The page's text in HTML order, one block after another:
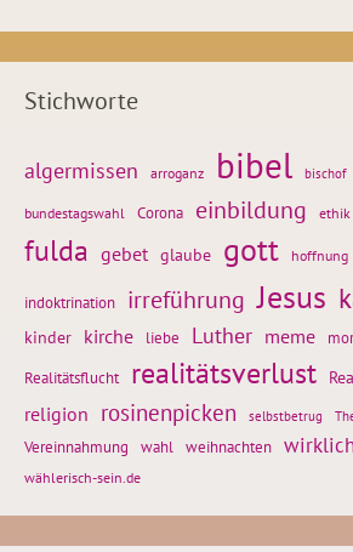
Stichworte
algermissen arroganz bibel bischof
bundestagswahl Corona einbildung ethik
fulda gebet glaube gott hoffnung
indoktrination irreführung Jesus
kinder kirche liebe Luther meme
Realitätsflucht realitätsverlust
religion rosinenpicken selbstbetrug
Vereinnahmung wahl weihnachten
wählerisch-sein.de